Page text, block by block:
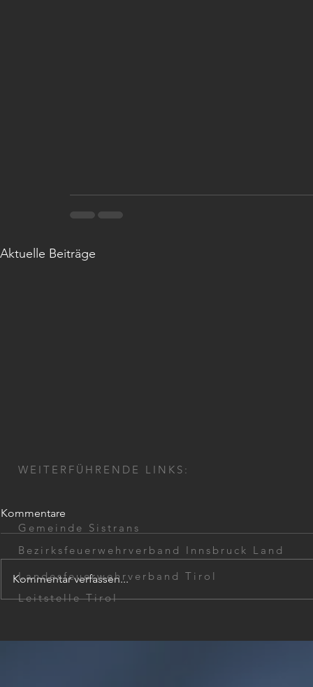
Aktuelle Beiträge
Kommentare
Kommentar verfassen...
WEITERFÜHRENDE LINKS:
Gemeinde Sistrans
Bezirksfeuerwehrverband Innsbruck Land
Landesfeuerwehrverband Tirol
Leitstelle Tirol